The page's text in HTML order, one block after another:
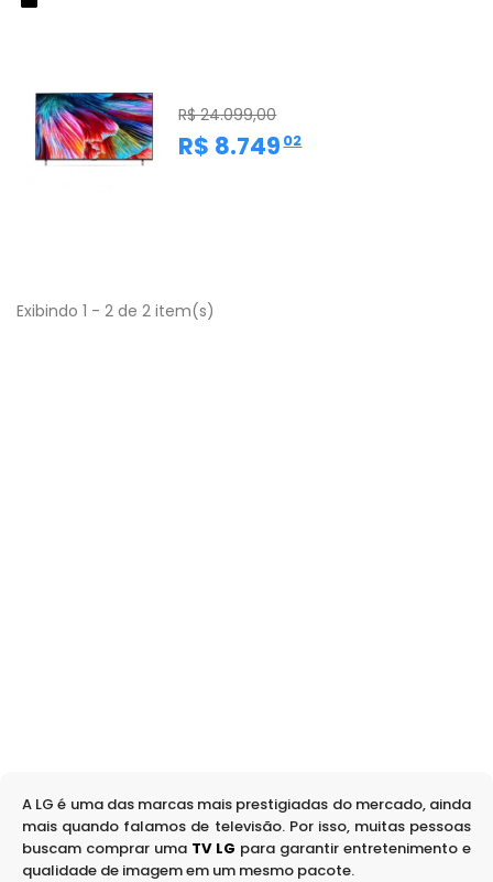
R$ 24.099,00
R$ 8.749 ,02
Exibindo 1 - 2 de 2 item(s)
A LG é uma das marcas mais prestigiadas do mercado, ainda
mais quando falamos de televisão. Por isso, muitas pessoas
buscam comprar uma TV LG para garantir entretenimento e
qualidade de imagem em um mesmo pacote.